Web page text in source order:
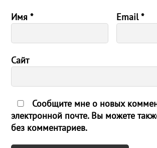
Имя* Email*
Сайт
Сообщите мне о новых
электронной почте. Вы можете
без комментариев.